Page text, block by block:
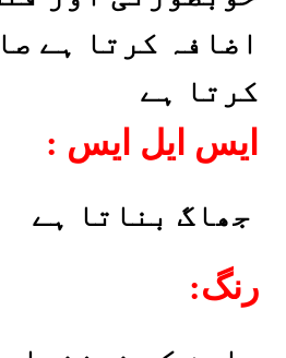
اضافہ کرتا ہے
کرتا ہے
: ایس ایل ایس
:رنگ